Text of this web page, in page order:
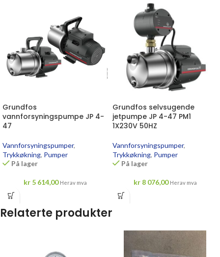
Grundfos
vannforsyningspumpe JP 4-
47
Vannforsyningspumper,
Trykkøkning, Pumper
På lager
kr5 614,00 Herav mva
Grundfos selvsugende
jetpumpe JP 4-47 PM1
1X230V 50HZ
Vannforsyningspumper,
Trykkøkning, Pumper
På lager
kr8 076,00 Herav mva
Relaterte produkter